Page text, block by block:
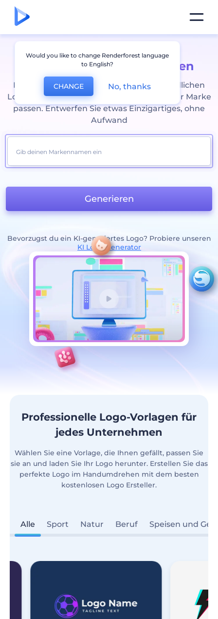
Gratis OnlineLogo erstellen
Erstellen Sie mit unserem benutzerfreundlichen
Logo Ersteller individuelle Logos, die zu Ihrer Marke
passen. Entwerfen Sie etwas Einzigartiges, ohne
Aufwand
Generieren
Bevorzugst du ein KI-generiertes Logo? Probiere unseren
KI Logo Generator
Professionelle Logo-Vorlagen für
jedes Unternehmen
Wählen Sie eine Vorlage, die Ihnen gefällt, passen Sie
sie an und laden Sie Ihr Logo herunter. Erstellen Sie das
perfekte Logo im Handumdrehen mit dem besten
kostenlosen Logo Ersteller.
Alle Sport Natur Beruf Speisen und
Would you like to change Renderforest language
to English?
CHANGE No, thanks